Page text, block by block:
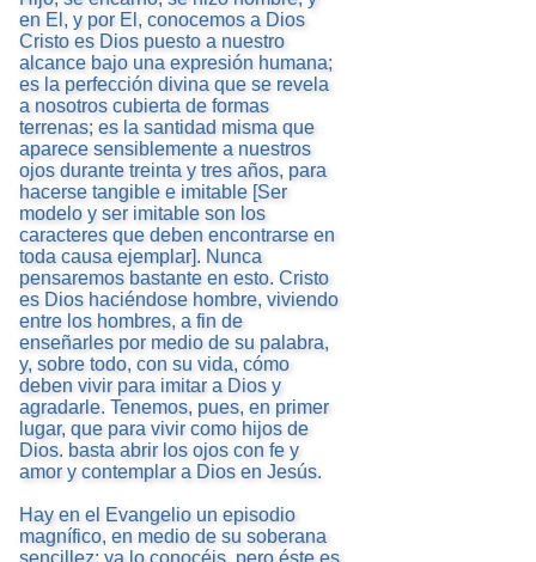
en El, y por El, conocemos a Dios
Cristo es Dios puesto a nuestro
alcance bajo una expresión humana;
es la perfección divina que se revela
a nosotros cubierta de formas
terrenas; es la santidad misma que
aparece sensiblemente a nuestros
ojos durante treinta y tres años, para
hacerse tangible e imitable [Ser
modelo y ser imitable son los
caracteres que deben encontrarse en
toda causa ejemplar]. Nunca
pensaremos bastante en esto. Cristo
es Dios haciéndose hombre, viviendo
entre los hombres, a fin de
enseñarles por medio de su palabra,
y, sobre todo, con su vida, cómo
deben vivir para imitar a Dios y
agradarle. Tenemos, pues, en primer
lugar, que para vivir como hijos de
Dios. basta abrir los ojos con fe y
amor y contemplar a Dios en Jesús.
Hay en el Evangelio un episodio
magnífico, en medio de su soberana